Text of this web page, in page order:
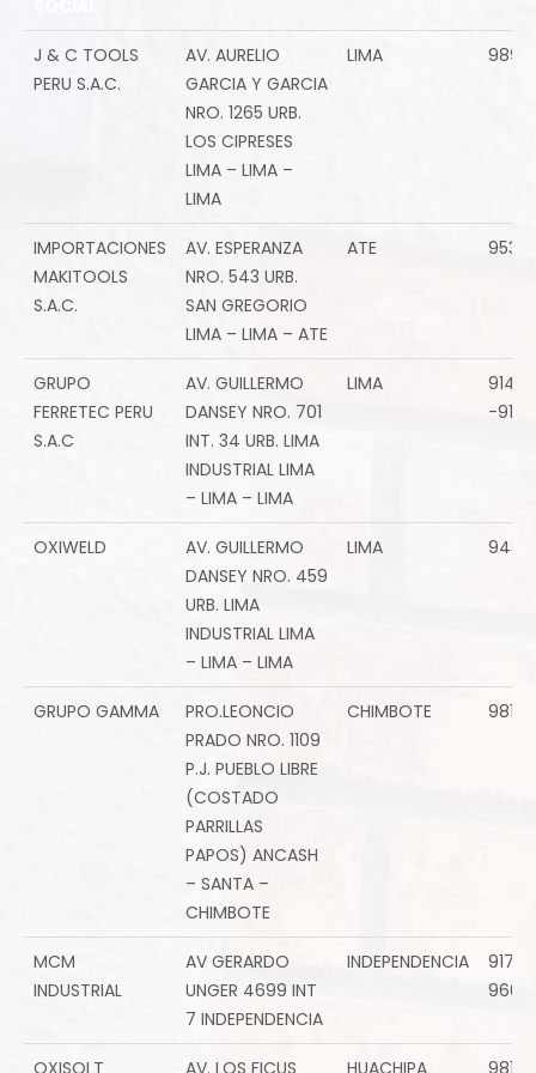
RAZON
SOCIAL
DIRECCION PROVINCIA
J & C TOOLS
PERU S.A.C.
AV. AURELIO
GARCIA Y GARCIA
NRO. 1265 URB.
LOS CIPRESES
LIMA – LIMA –
LIMA
LIMA
IMPORTACIONES
MAKITOOLS
S.A.C.
AV. ESPERANZA
NRO. 543 URB.
SAN GREGORIO
LIMA – LIMA – ATE
ATE
GRUPO
FERRETEC PERU
S.A.C
AV. GUILLERMO
DANSEY NRO. 701
INT. 34 URB. LIMA
INDUSTRIAL LIMA
– LIMA – LIMA
LIMA
-
OXIWELD
AV. GUILLERMO
DANSEY NRO. 459
URB. LIMA
INDUSTRIAL LIMA
– LIMA – LIMA
LIMA
GRUPO GAMMA
PRO.LEONCIO
PRADO NRO. 1109
P.J. PUEBLO LIBRE
(COSTADO
PARRILLAS
PAPOS) ANCASH
– SANTA –
CHIMBOTE
CHIMBOTE
MCM
INDUSTRIAL
AV GERARDO
UNGER 4699 INT
7 INDEPENDENCIA
INDEPENDENCIA
OXISOLT AV. LOS FICUS HUACHIPA